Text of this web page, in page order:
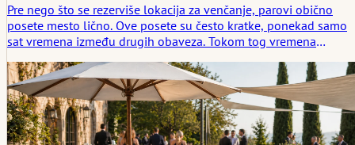
Pre nego što se rezerviše lokacija za venčanje, parovi obično
posete mesto lično. Ove posete su često kratke, ponekad samo
sat vremena između drugih obaveza. Tokom tog vremena
zvuk, protok prostorije, način na koji osoblje odgovara na
pitanja. Beleške napravljene tokom takvih poseta obično su
neujednačene. Neke stvari deluju očigledno na licu mesta i
kasnije nestanu iz sećanja. Kontrolna lista pomaže da se poseta
strukturira tako da se mala, ali relevantna zapažanja ne izgube.